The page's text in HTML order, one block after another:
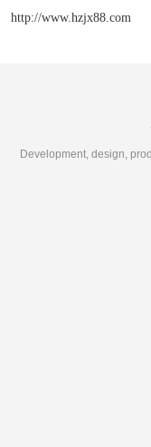
http://www.hzjx88.com